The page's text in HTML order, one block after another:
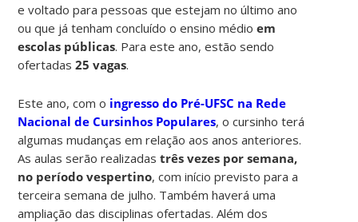
e voltado para pessoas que estejam no último ano
ou que já tenham concluído o ensino médioem
escolas públicas. Para este ano, estão sendo
ofertadas25 vagas.
Este ano, com o ingresso do Pré-UFSC na Rede
Nacional de Cursinhos Populares, o cursinho terá
algumas mudanças em relação aos anos anteriores.
As aulas serão realizadastrês vezes por semana,
no período vespertino, com início previsto para a
terceira semana de julho. Também haverá uma
ampliação das disciplinas ofertadas. Além dos